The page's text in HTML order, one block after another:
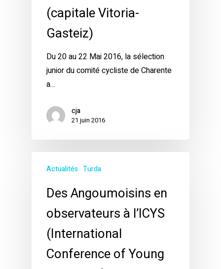
(capitale Vitoria-
Gasteiz)
Du 20 au 22 Mai 2016, la sélection
junior du comité cycliste de Charente
a…
cja
21 juin 2016
Actualités Turda
Des Angoumoisins en
observateurs à l’ICYS
(International
Conference of Young